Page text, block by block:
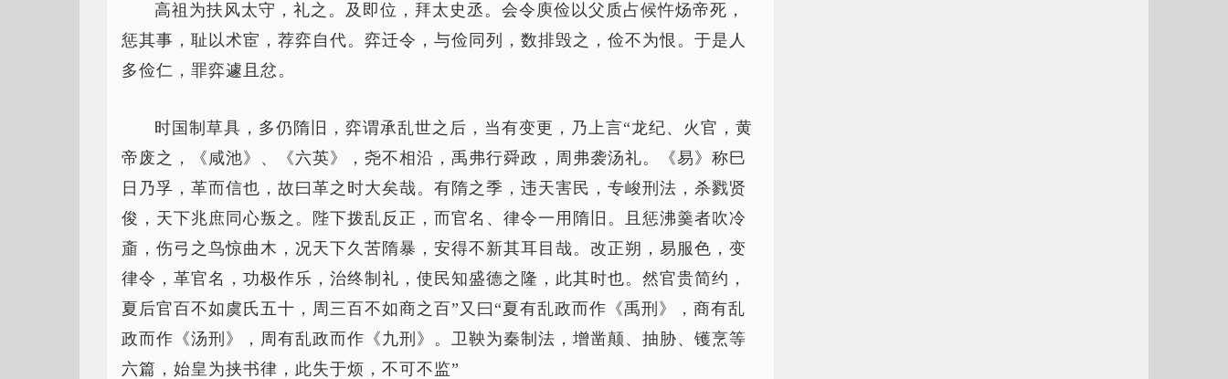
高祖为扶风太守，礼之。及即位，拜太史丞。会令庾俭以父质占候忤炀帝死，
惩其事，耻以术宦，荐弈自代。弈迁令，与俭同列，数排毁之，俭不为恨。于是人
多俭仁，罪弈遽且忿。
时国制草具，多仍隋旧，弈谓承乱世之后，当有变更，乃上言“龙纪、火官，黄
帝废之，《咸池》、《六英》，尧不相沿，禹弗行舜政，周弗袭汤礼。《易》称巳
日乃孚，革而信也，故曰革之时大矣哉。有隋之季，违天害民，专峻刑法，杀戮贤
俊，天下兆庶同心叛之。陛下拨乱反正，而官名、律令一用隋旧。且惩沸羹者吹冷
齑，伤弓之鸟惊曲木，况天下久苦隋暴，安得不新其耳目哉。改正朔，易服色，变
律令，革官名，功极作乐，治终制礼，使民知盛德之隆，此其时也。然官贵简约，
夏后官百不如虞氏五十，周三百不如商之百”又曰“夏有乱政而作《禹刑》，商有乱
政而作《汤刑》，周有乱政而作《九刑》。卫鞅为秦制法，增凿颠、抽胁、镬烹等
六篇，始皇为挟书律，此失于烦，不可不监”